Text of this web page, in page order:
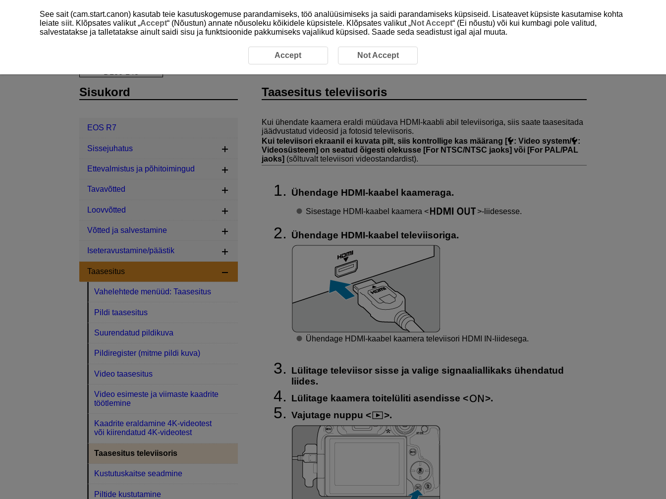
Taasesitus televiisoris
Taasesitus televiisoris
Kui ühendate kaamera eraldi müüdava HDMI-kaabli abil televiisoriga, siis saate taasesitada
jäädvustatud videosid ja fotosid televiisoris.
Kui televiisori ekraanil ei kuvata pilt, siis kontrollige kas määrang [
: Video system/
:
Videosüsteem] on seatud õigesti olekusse [For NTSC/NTSC jaoks] või [For PAL/PAL
jaoks] (sõltuvalt televiisori videostandardist).
Ühendage HDMI-kaabel kaameraga.
Sisestage HDMI-kaabel kaamera -liidesesse.
Ühendage HDMI-kaabel televiisoriga.
Ühendage HDMI-kaabel kaamera televiisori HDMI IN-liidesega.
Lülitage televiisor sisse ja valige signaaliallikaks ühendatud
liides.
Lülitage kaamera toitelüliti asendisse
.
Vajutage nuppu
.
Sisukord
EOS R7
Sissejuhatus
Ettevalmistus ja põhitoimingud
Tavavõtted
Loovvõtted
Võtted ja salvestamine
Iseteravustamine/päästik
Taasesitus
Vahelehtede menüüd: Taasesitus
Pildi taasesitus
Suurendatud pildikuva
Pildiregister (mitme pildi kuva)
Video taasesitus
Video esimeste ja viimaste kaadrite
töötlemine
Kaadrite eraldamine 4K-videotest
või kiirendatud 4K-videotest
Taasesitus televiisoris
Kustutuskaitse seadmine
Piltide kustutamine
See sait (cam.start.canon) kasutab teie kasutuskogemuse parandamiseks, töö analüüsimiseks ja saidi parandamiseks küpsiseid. Lisateavet küpsiste kasutamise kohta
leiate siit. Klõpsates valikut „Accept“ (Nõustun) annate nõusoleku kõikidele küpsistele. Klõpsates valikut „Not Accept“ (Ei nõustu) või kui kumbagi pole valitud,
salvestatakse ja talletatakse ainult saidi sisu ja funktsioonide pakkumiseks vajalikud küpsised. Saade seda seadistust igal ajal muuta.
Accept Not Accept